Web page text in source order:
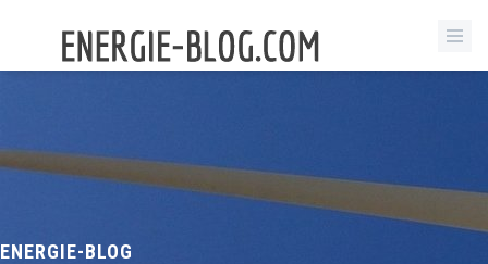
ENERGIE-BLOG